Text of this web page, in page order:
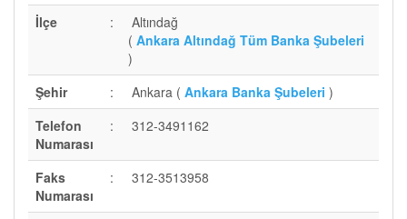
İlçe :
Altındağ
( Ankara Altındağ Tüm Banka Şubeleri
)
Şehir
: Ankara ( Ankara Banka Şubeleri )
Telefon
Numarası
: 312-3491162
Faks
Numarası
: 312-3513958